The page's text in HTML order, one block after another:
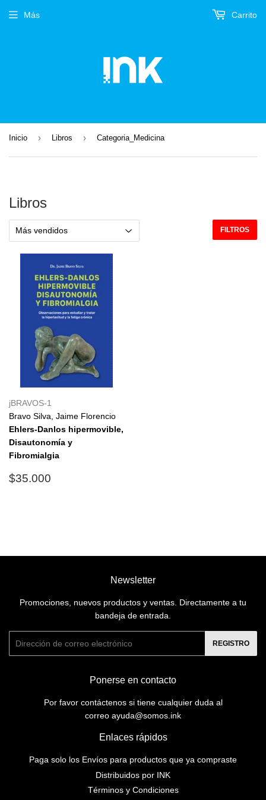
Más Carrito
Inicio › Libros › Categoria_Medicina
Libros
FILTROS
jBRAVOS-1
Bravo Silva, Jaime Florencio
Ehlers-Danlos hipermovible,
Disautonomía y
Fibromialgia
Precio
$35.000
Newsletter
Promociones, nuevos productos y ventas. Directamente a tu
bandeja de entrada.
REGISTRO
Ponerse en contacto
Por favor contáctenos si tiene cualquier duda al
correo ayuda@somos.ink
Enlaces rápidos
Paga solo los Envíos para productos que ya compraste
Distribuidos por INK
Términos y Condiciones